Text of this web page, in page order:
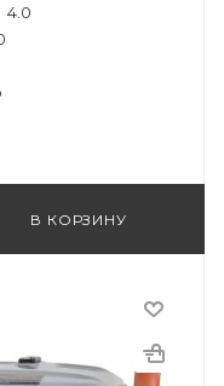
4.0
В КОРЗИНУ